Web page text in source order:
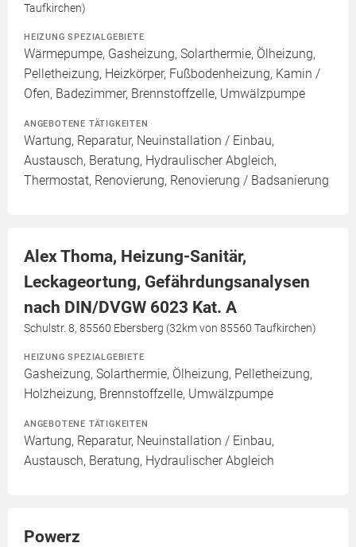
Taufkirchen)
HEIZUNG SPEZIALGEBIETE
Wärmepumpe, Gasheizung, Solarthermie, Ölheizung,
Pelletheizung, Heizkörper, Fußbodenheizung, Kamin /
Ofen, Badezimmer, Brennstoffzelle, Umwälzpumpe
ANGEBOTENE TÄTIGKEITEN
Wartung, Reparatur, Neuinstallation / Einbau,
Austausch, Beratung, Hydraulischer Abgleich,
Thermostat, Renovierung, Renovierung / Badsanierung
Alex Thoma, Heizung-Sanitär,
Leckageortung, Gefährdungsanalysen
nach DIN/DVGW 6023 Kat. A
Schulstr. 8, 85560 Ebersberg (32km von 85560 Taufkirchen)
HEIZUNG SPEZIALGEBIETE
Gasheizung, Solarthermie, Ölheizung, Pelletheizung,
Holzheizung, Brennstoffzelle, Umwälzpumpe
ANGEBOTENE TÄTIGKEITEN
Wartung, Reparatur, Neuinstallation / Einbau,
Austausch, Beratung, Hydraulischer Abgleich
Powerz